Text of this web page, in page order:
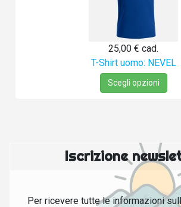
25,00 € cad.
T-Shirt uomo: NEVEL
Scegli opzioni
Iscrizione
Per ricevere tutte le informazioni